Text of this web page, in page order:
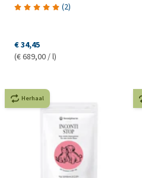
(2)
€ 34,45
(€ 689,00 / l)
Herhaal